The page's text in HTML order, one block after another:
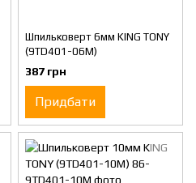
Шпильковерт 6мм KING TONY
(9TD401-06M)
387 грн
Придбати